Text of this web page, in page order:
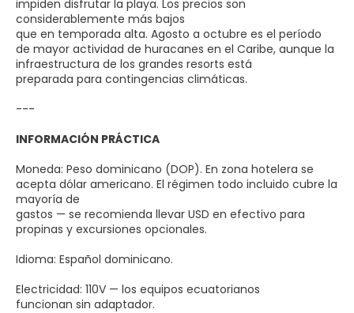
impiden disfrutar la playa. Los precios son
considerablemente más bajos
que en temporada alta. Agosto a octubre es el período
de mayor actividad de huracanes en el Caribe, aunque la
infraestructura de los grandes resorts está
preparada para contingencias climáticas.
---
INFORMACIÓN PRÁCTICA
Moneda: Peso dominicano (DOP). En zona hotelera se
acepta dólar americano. El régimen todo incluido cubre la
mayoría de
gastos — se recomienda llevar USD en efectivo para
propinas y excursiones opcionales.
Idioma: Español dominicano.
Electricidad: 110V — los equipos ecuatorianos
funcionan sin adaptador.